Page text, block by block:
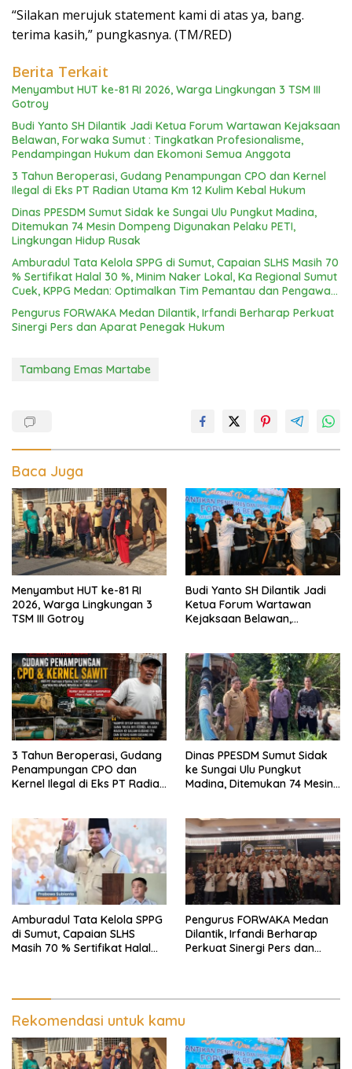
“Silakan merujuk statement kami di atas ya, bang.
terima kasih,” pungkasnya. (TM/RED)
Berita Terkait
Menyambut HUT ke-81 RI 2026, Warga Lingkungan 3 TSM III
Gotroy
Budi Yanto SH Dilantik Jadi Ketua Forum Wartawan Kejaksaan
Belawan, Forwaka Sumut : Tingkatkan Profesionalisme,
Pendampingan Hukum dan Ekomoni Semua Anggota
3 Tahun Beroperasi, Gudang Penampungan CPO dan Kernel
Ilegal di Eks PT Radian Utama Km 12 Kulim Kebal Hukum
Dinas PPESDM Sumut Sidak ke Sungai Ulu Pungkut Madina,
Ditemukan 74 Mesin Dompeng Digunakan Pelaku PETI,
Lingkungan Hidup Rusak
Amburadul Tata Kelola SPPG di Sumut, Capaian SLHS Masih 70
% Sertifikat Halal 30 %, Minim Naker Lokal, Ka Regional Sumut
Cuek, KPPG Medan: Optimalkan Tim Pemantau dan Pengawas
Pengurus FORWAKA Medan Dilantik, Irfandi Berharap Perkuat
Sinergi Pers dan Aparat Penegak Hukum
Tambang Emas Martabe
Baca Juga
Menyambut HUT ke-81 RI
2026, Warga Lingkungan 3
TSM III Gotroy
Budi Yanto SH Dilantik Jadi
Ketua Forum Wartawan
Kejaksaan Belawan,
Pendampingan Hukum dan
Ekomoni Semua Anggota
3 Tahun Beroperasi, Gudang
Penampungan CPO dan
Kernel Ilegal di Eks PT Radian
Dinas PPESDM Sumut Sidak
ke Sungai Ulu Pungkut
Madina, Ditemukan 74 Mesin
Rusak
Amburadul Tata Kelola SPPG
di Sumut, Capaian SLHS
Masih 70 % Sertifikat Halal
MBG
Pengurus FORWAKA Medan
Dilantik, Irfandi Berharap
Perkuat Sinergi Pers dan
Rekomendasi untuk kamu